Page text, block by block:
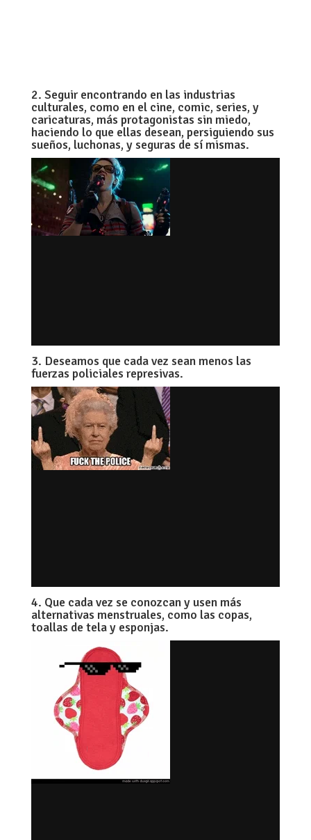
2. Seguir encontrando en las industrias
culturales, como en el cine, comic, series, y
caricaturas, más protagonistas sin miedo,
haciendo lo que ellas desean, persiguiendo sus
sueños, luchonas, y seguras de sí mismas.
3. Deseamos que cada vez sean menos las
fuerzas policiales represivas.
4. Que cada vez se conozcan y usen más
alternativas menstruales, como las copas,
toallas de tela y esponjas.